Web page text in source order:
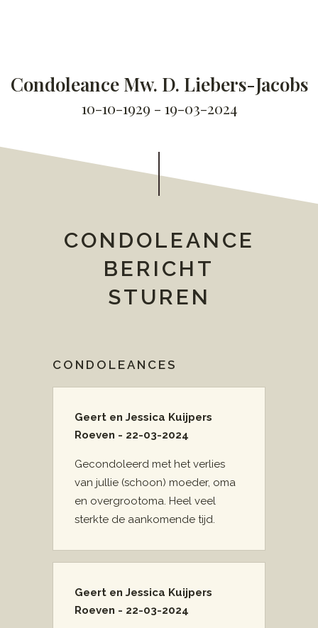
Condoleance Mw. D. Liebers-Jacobs
10-10-1929 - 19-03-2024
CONDOLEANCE
BERICHT
STUREN
CONDOLEANCES
Geert en Jessica Kuijpers
Roeven - 22-03-2024
Gecondoleerd met het verlies
van jullie (schoon) moeder, oma
en overgrootoma. Heel veel
sterkte de aankomende tijd.
Geert en Jessica Kuijpers
Roeven - 22-03-2024